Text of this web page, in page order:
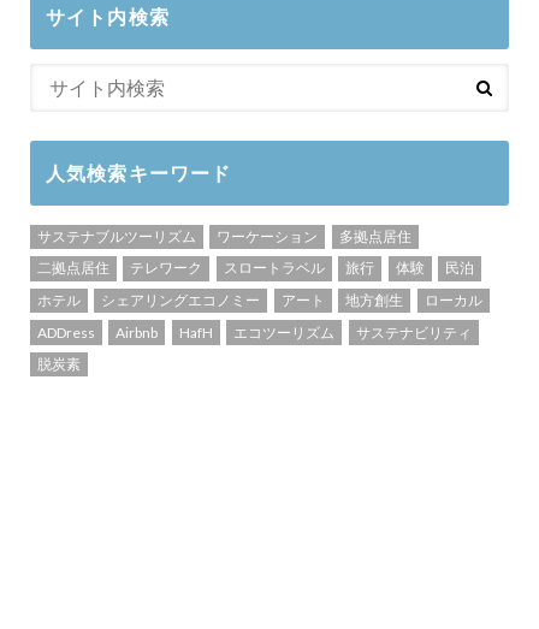
サイト内検索
人気検索キーワード
サステナブルツーリズム ワーケーション
多拠点居住
二拠点居住
テレワーク スロートラベル 旅行 体験
民泊
ホテル
シェアリングエコノミー アート 地方創生
ローカル
ADDress
Airbnb HafH エコツーリズム
サステナビリティ
脱炭素